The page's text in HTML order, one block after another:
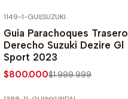
1149-1-GUI|SUZUKI
Guia Parachoques Trasero
Derecho Suzuki Dezire Gl
Sport 2023
$800.000$1.999.999